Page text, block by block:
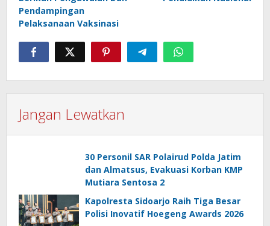
Pendampingan
Pelaksanaan Vaksinasi
Jangan Lewatkan
30 Personil SAR Polairud Polda Jatim
dan Almatsus, Evakuasi Korban KMP
Mutiara Sentosa 2
Kapolresta Sidoarjo Raih Tiga Besar
Polisi Inovatif Hoegeng Awards 2026